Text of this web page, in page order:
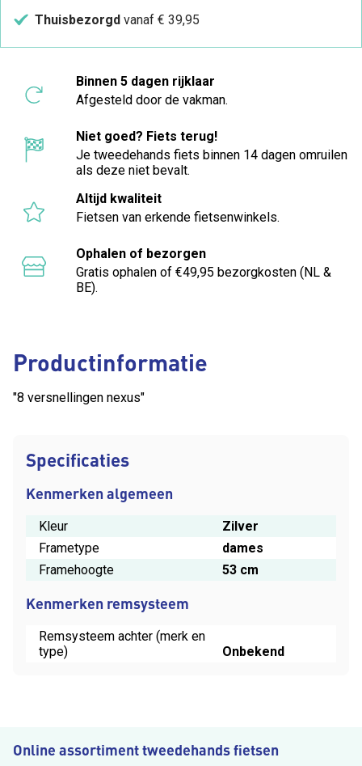
Productinformatie
"8 versnellingen nexus"
Specificaties
Kenmerken algemeen
Kleur
Zilver
Frametype
dames
Framehoogte
53 cm
Kenmerken remsysteem
Remsysteem achter (merk en
type)
Onbekend
Thuisbezorgd vanaf € 39,95
Binnen 5 dagen rijklaar
Afgesteld door de vakman.
Niet goed? Fiets terug!
Je tweedehands fiets binnen 14 dagen omruilen
als deze niet bevalt.
Altijd kwaliteit
Fietsen van erkende fietsenwinkels.
Ophalen of bezorgen
Gratis ophalen of €49,95 bezorgkosten (NL &
BE).
Online assortiment tweedehands fietsen